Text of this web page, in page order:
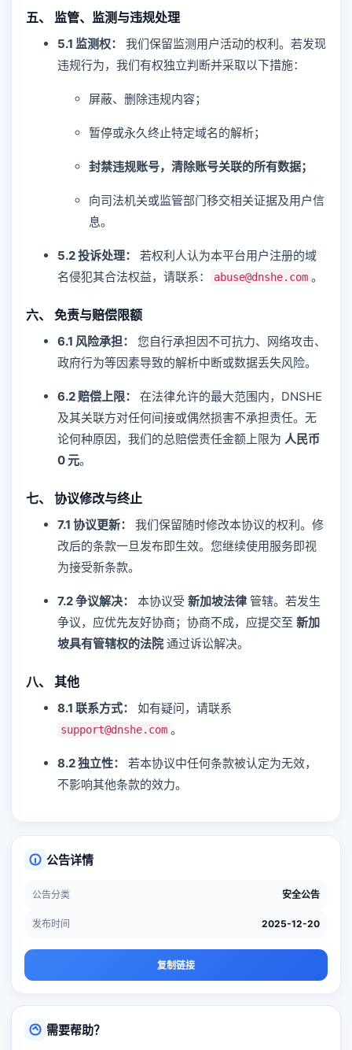
五、 监管、监测与违规处理
5.1 监测权：
我们保留监测用户活动的权利。若发现
违规行为，我们有权独立判断并采取以下措施：
屏蔽、删除违规内容；
暂停或永久终止特定域名的解析；
封禁违规账号，清除账号关联的所有数据；
向司法机关或监管部门移交相关证据及用户信
息。
5.2 投诉处理：
若权利人认为本平台用户注册的域
名侵犯其合法权益，请联系：
abuse@dnshe.com 。
六、 免责与赔偿限额
6.1 风险承担：
您自行承担因不可抗力、网络攻击、
政府行为等因素导致的解析中断或数据丢失风险。
6.2 赔偿上限：
在法律允许的最大范围内，DNSHE
及其关联方对任何间接或偶然损害不承担责任。无
论何种原因，我们的总赔偿责任金额上限为 人民币
0 元。
七、 协议修改与终止
7.1 协议更新：
我们保留随时修改本协议的权利。修
改后的条款一旦发布即生效。您继续使用服务即视
为接受新条款。
7.2 争议解决： 本协议受 新加坡法律 管辖。若发生
争议，应优先友好协商；协商不成，应提交至 新加
坡具有管辖权的法院 通过诉讼解决。
八、 其他
8.1 联系方式： 如有疑问，请联系
support@dnshe.com 。
8.2 独立性：
若本协议中任何条款被认定为无效，
不影响其他条款的效力。
公告详情
公告分类 安全公告
发布时间 2025-12-20
复制链接
需要帮助？